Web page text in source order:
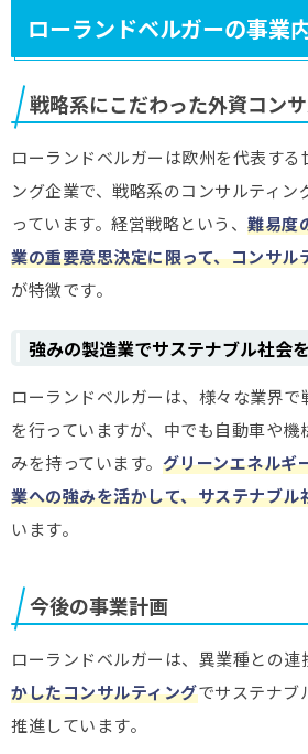
ローランドベルガーの事業
戦略系にこだわった外資コン
ローランドベルガーは欧州を代表する
ング企業で、戦略系のコンサルティン
っています。経営戦略という、 難易度
業の重要意思決定に限って、コンサル
が特徴です。
強みの製造業でサステナブル社会
ローランドベルガーは、様々な業界
を行っていますが、中でも自動車や機
みを持っています。 グリーンエネルギ
業への強みを活かして、サステナブル
います。
今後の事業計画
ローランドベルガーは、異業種との連
かしたコンサルティングでサステナブ
推進しています。